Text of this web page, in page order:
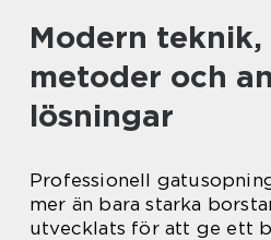
Modern
metoder och
lösningar
Professionell
mer än bara starka
utvecklats för att ge ett